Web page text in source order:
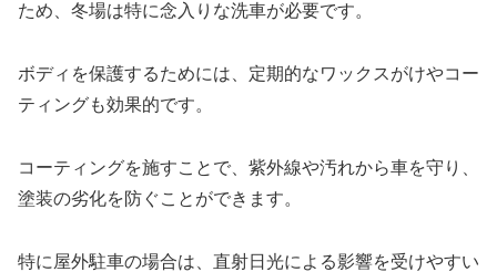
ため、冬場は特に念入りな洗車が必要です。
ボディを保護するためには、定期的なワックスがけやコー
ティングも効果的です。
コーティングを施すことで、紫外線や汚れから車を守り、
塗装の劣化を防ぐことができます。
特に屋外駐車の場合は、直射日光による影響を受けやすい